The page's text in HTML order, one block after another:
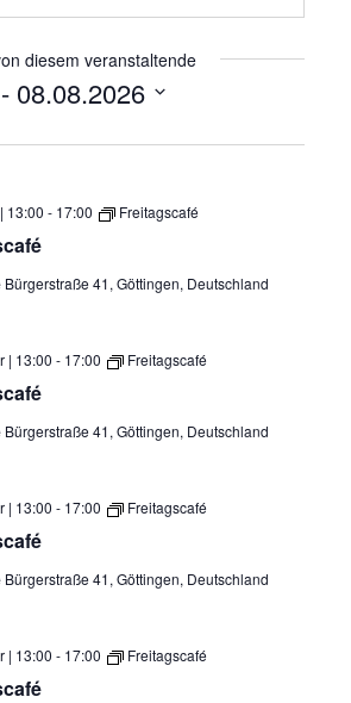
diesem veranstaltende
08.08.2026
13:00 - 17:00 Freitagscafé
Bürgerstraße 41, Göttingen, Deutschland
| 13:00 - 17:00 Freitagscafé
Bürgerstraße 41, Göttingen, Deutschland
| 13:00 - 17:00 Freitagscafé
Bürgerstraße 41, Göttingen, Deutschland
| 13:00 - 17:00 Freitagscafé